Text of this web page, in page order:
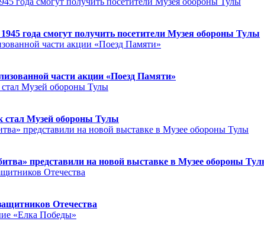
года смогут получить посетители Музея обороны Тулы
части акции «Поезд Памяти»
стал Музей обороны Тулы
представили на новой выставке в Музее обороны
Отечества